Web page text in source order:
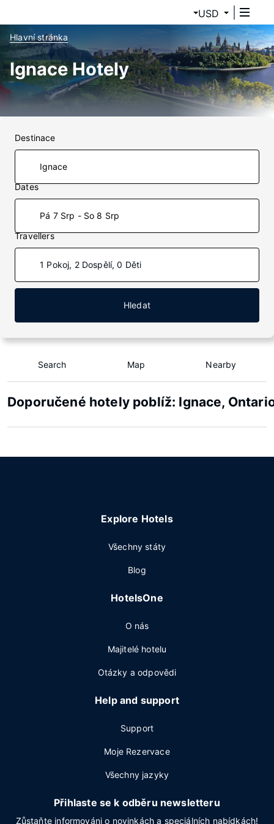
USD
Hlavní stránka
Ignace Hotely
Destinace
Dates
Pá 7 Srp - So 8 Srp
Travellers
1 Pokoj, 2 Dospělí, 0 Děti
Hledat
Search Map Nearby
Doporučené hotely poblíž: Ignace,
Explore Hotels
Všechny státy
Blog
HotelsOne
O nás
Majitelé hotelu
Otázky a odpovědi
Help and support
Support
Moje Rezervace
Všechny jazyky
Přihlaste se k odběru newsletteru
Zůstaňte informováni o novinkách a speciálních nabídkách!